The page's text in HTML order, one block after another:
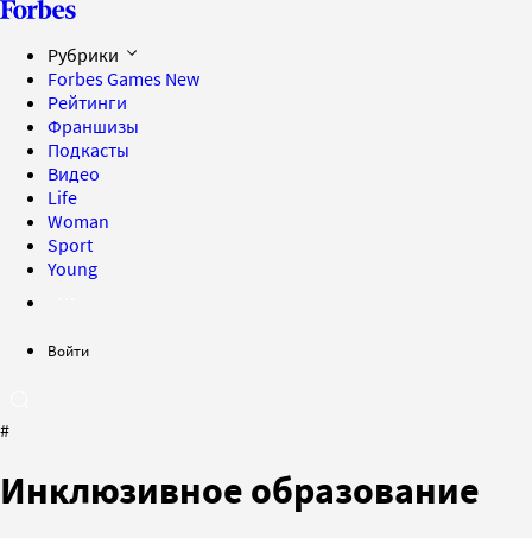
Рубрики
Forbes Games New
Рейтинги
Франшизы
Подкасты
Видео
Life
Woman
Sport
Young
Войти
#
Инклюзивное образование